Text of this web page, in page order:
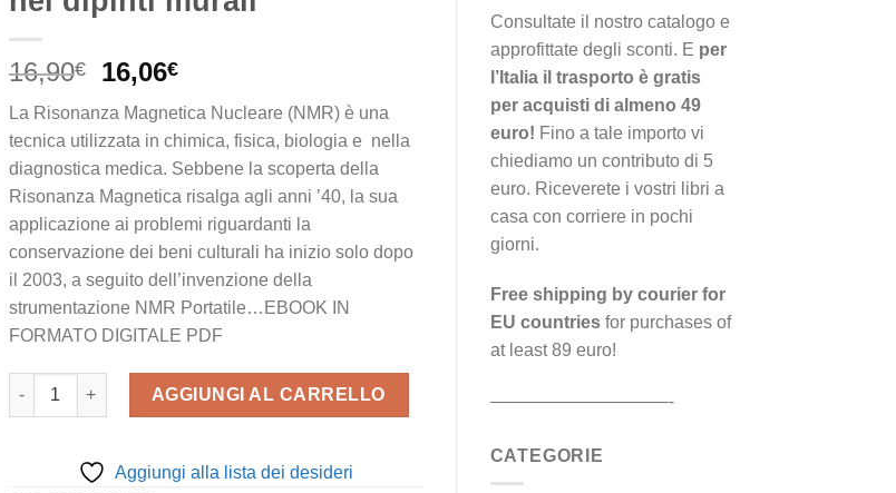
Consultate il nostro catalogo e
approfittate degli sconti. E per
l’Italia il trasporto è gratis
per acquisti di almeno 49
euro! Fino a tale importo vi
chiediamo un contributo di 5
euro. Riceverete i vostri libri a
casa con corriere in pochi
giorni.
Free shipping by courier for
EU countriesfor purchases of
at least 89 euro!
——————————-
CATEGORIE
16,90€
Il
originale
era:
16,90€.
16,06€Il
attuale
è:
16,06€.
La Risonanza Magnetica Nucleare (NMR) è una
tecnica utilizzata in chimica, fisica, biologia e nella
diagnostica medica. Sebbene la scoperta della
Risonanza Magnetica risalga agli anni ’40, la sua
applicazione ai problemi riguardanti la
conservazione dei beni culturali ha inizio solo dopo
il 2003, a seguito dell’invenzione della
strumentazione NMR Portatile…EBOOK IN
FORMATO DIGITALE PDF
Risonanza magnetica (NMR) portatile. Mappatura e monitoraggio dell’umidità nei dipinti murali quantità
AGGIUNGI AL CARRELLO
Aggiungi alla lista dei desideri